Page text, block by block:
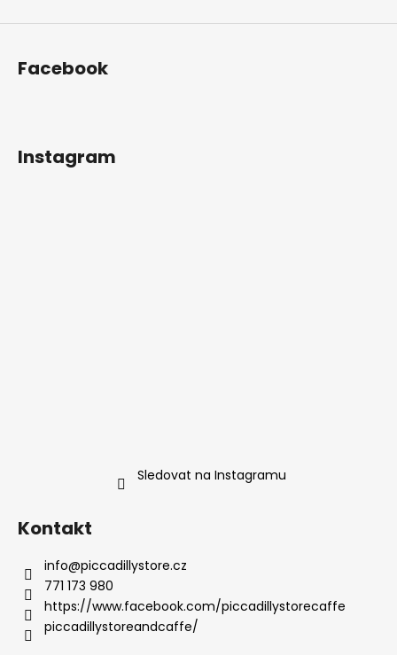
Facebook
Instagram
Sledovat na Instagramu
Kontakt
info@piccadillystore.cz
771 173 980
https://www.facebook.com/piccadillystorecaffe
piccadillystoreandcaffe/